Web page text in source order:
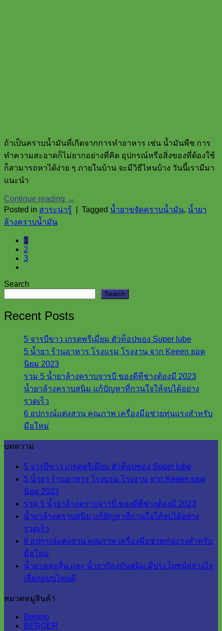
ถ้าเป็นคราบน้ำมันที่เกิดจากการทำอาหาร เช่น น้ำมันพืช การ
ทำความสะอาดก็ไม่ยากอย่างที่คิด อุปกรณ์หรือสิ่งของที่ต้องใช้
ก็สามารถหาได้ง่าย ๆ ภายในบ้าน จะมีวิธีไหนบ้าง วันนี้เรามีมา
แนะนำ
Continue reading →
Posted in สาระน่ารู้ Tagged น้ำยาขจัดคราบน้ำมัน, น้ำยา
ล้างคราบน้ำมัน
1
2
3
Search
Search
Recent Posts
5 จารบีขาว เกรดพรีเมี่ยม ตัวท็อปของ Super lube
5 น้ำยา ร้านอาหาร โรงแรม โรงงาน จาก Keeen ยอด
นิยม 2023
รวม 5 น้ำยาล้างคราบจารบี ของดีที่ช่างต้องมี 2023
น้ำยาล้างคราบสนิม แก้ปัญหาที่กวนใจให้จบได้อย่าง
รวดเร็ว
6 อุปกรณ์แต่งสวน คุณภาพ เครื่องมือช่วยทุ่นแรงสำหรับ
มือใหม่
บทความ
5 จารบีขาว เกรดพรีเมี่ยม ตัวท็อปของ Super lube
5 น้ำยา ร้านอาหาร โรงแรม โรงงาน จาก Keeen ยอด
นิยม 2023
รวม 5 น้ำยาล้างคราบจารบี ของดีที่ช่างต้องมี 2023
น้ำยาล้างคราบสนิม แก้ปัญหาที่กวนใจให้จบได้อย่าง
รวดเร็ว
6 อุปกรณ์แต่งสวน คุณภาพ เครื่องมือช่วยทุ่นแรงสำหรับ
มือใหม่
น้ำยาหล่อลื่น และ น้ำยาป้องกันสนิม มีประโยชน์อย่างไร
เลือกแบบไหนดี
หมวดหมู่สินค้า
Benino
BERGER